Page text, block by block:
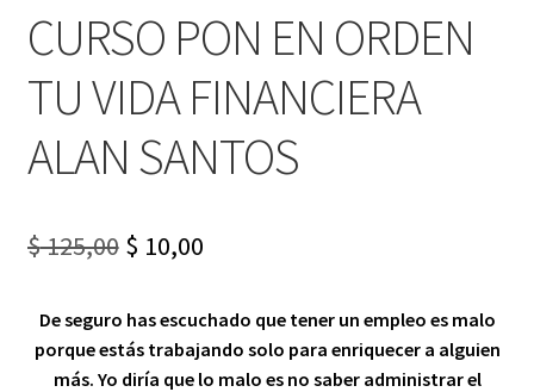
CURSO PON EN ORDEN
TU VIDA FINANCIERA
ALAN SANTOS
$125,00 Original
was:
$ 125,00.
$ 10,00Current
is:
$ 10,00.
De seguro has escuchado que tener un empleo es malo
porque estás trabajando solo para enriquecer a alguien
más. Yo diría que lo malo es no saber administrar el